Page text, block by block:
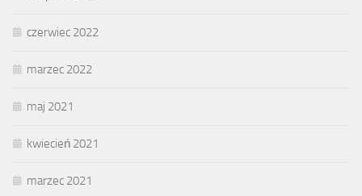
czerwiec 2022
marzec 2022
maj 2021
kwiecień 2021
marzec 2021